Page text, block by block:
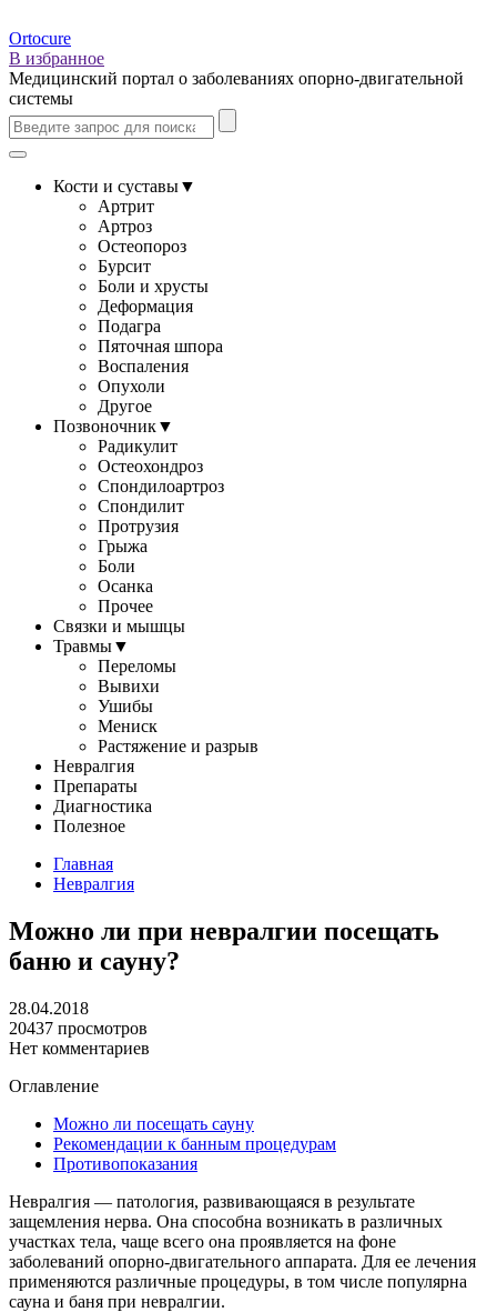
Ortocure
В избранное
Медицинский портал о заболеваниях опорно-двигательной
системы
Кости и суставы▼
Артрит
Артроз
Остеопороз
Бурсит
Боли и хрусты
Деформация
Подагра
Пяточная шпора
Воспаления
Опухоли
Другое
Позвоночник▼
Радикулит
Остеохондроз
Спондилоартроз
Спондилит
Протрузия
Грыжа
Боли
Осанка
Прочее
Связки и мышцы
Травмы▼
Переломы
Вывихи
Ушибы
Мениск
Растяжение и разрыв
Невралгия
Препараты
Диагностика
Полезное
Главная
Невралгия
Можно ли при невралгии посещать
баню и сауну?
28.04.2018
20437 просмотров
Нет комментариев
Оглавление
Можно ли посещать сауну
Рекомендации к банным процедурам
Противопоказания
Невралгия — патология, развивающаяся в результате
защемления нерва. Она способна возникать в различных
участках тела, чаще всего она проявляется на фоне
заболеваний опорно-двигательного аппарата. Для ее лечения
применяются различные процедуры, в том числе популярна
сауна и баня при невралгии.